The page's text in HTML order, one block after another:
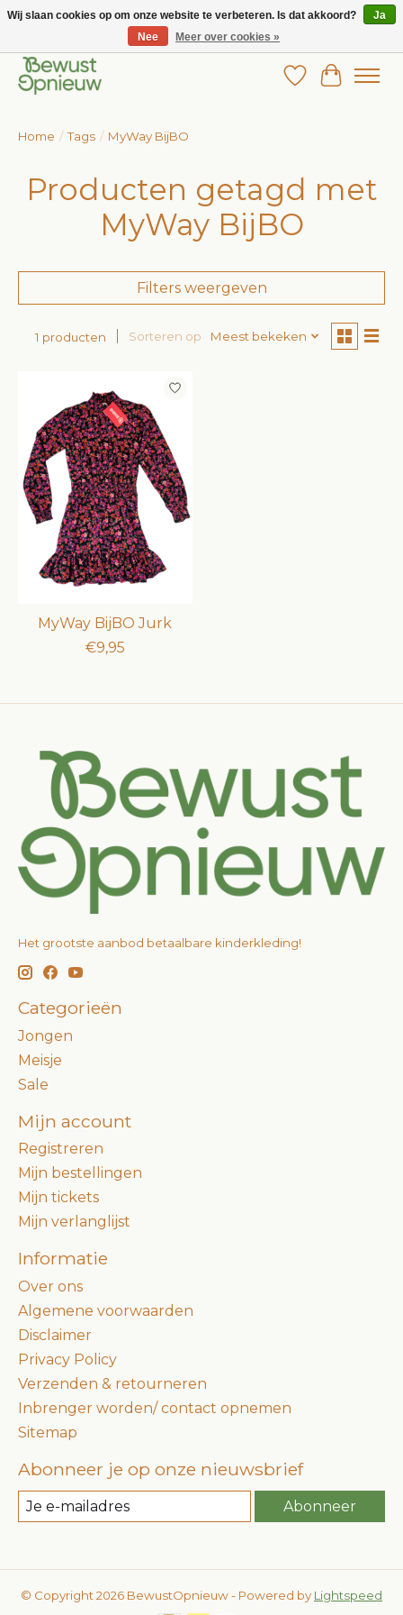
Wij bieden het grootste aanbod in betaalbare kinderkleding!
Verlanglijst
Home / Tags / MyWay BijBO
Producten getagd met
MyWay BijBO
Filters weergeven
1 producten Sorteren op Meest bekeken
MyWay BijBO Jurk
€9,95
Het grootste aanbod betaalbare kinderkleding!
Categorieën
Jongen
Meisje
Sale
Mijn account
Registreren
Mijn bestellingen
Mijn tickets
Mijn verlanglijst
Informatie
Over ons
Algemene voorwaarden
Disclaimer
Privacy Policy
Verzenden & retourneren
Inbrenger worden/ contact opnemen
Sitemap
Abonneer je op onze nieuwsbrief
Abonneer
© Copyright 2026 BewustOpnieuw - Powered by Lightspeed
Wij slaan cookies op om onze website te verbeteren. Is dat akkoord?
Ja
Nee
Meer over cookies »